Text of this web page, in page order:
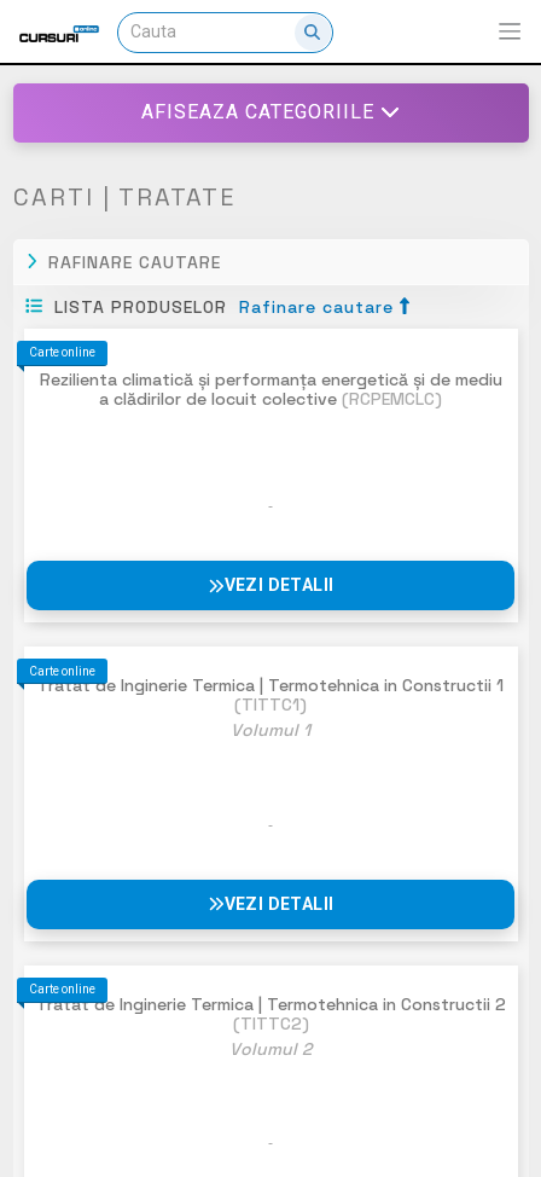
AFISEAZA CATEGORIILE
CARTI | TRATATE
RAFINARE CAUTARE
LISTA PRODUSELOR Rafinare cautare
Carte online
Rezilienta climatică și performanța energetică și de mediu
a clădirilor de locuit colective (RCPEMCLC)
VEZI DETALII
Carte online
Tratat de Inginerie Termica | Termotehnica in Constructii 1
(TITTC1)
Volumul 1
VEZI DETALII
Carte online
Tratat de Inginerie Termica | Termotehnica in Constructii 2
(TITTC2)
Volumul 2